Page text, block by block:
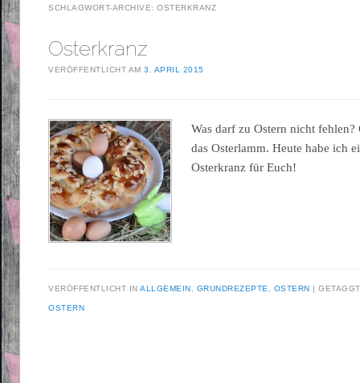
SCHLAGWORT-ARCHIVE:OSTERKRANZ
Osterkranz
VERÖFFENTLICHT AM3. APRIL 2015
Was darf zu Ostern nicht
das Osterlamm. Heute habe ich
Osterkranz für Euch!
VERÖFFENTLICHT INALLGEMEIN GRUNDREZEPTE OSTERN
OSTERN